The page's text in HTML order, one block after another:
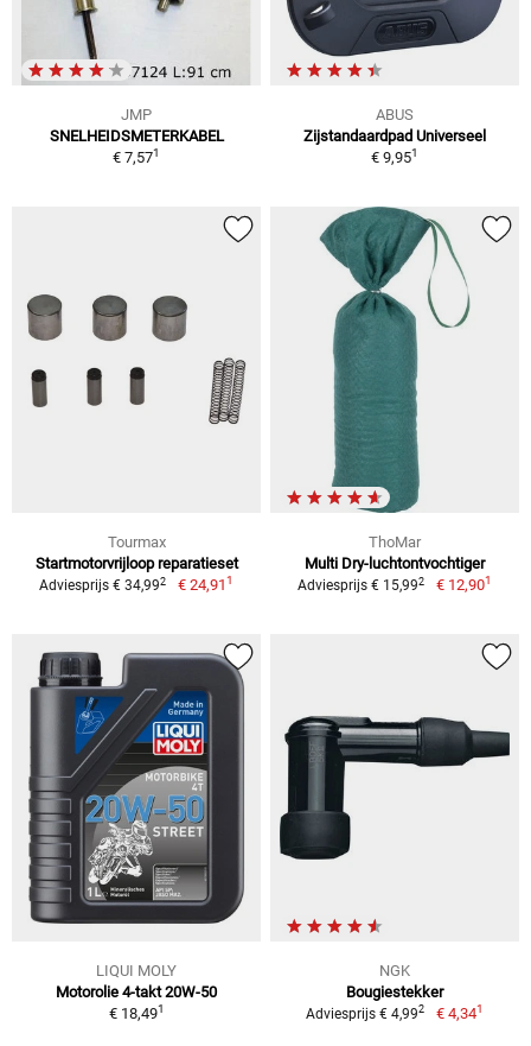
JMP
SNELHEIDSMETERKABEL
€ 7,571
ABUS
Zijstandaardpad Universeel
€ 9,951
Tourmax
Startmotorvrijloop reparatieset
Adviesprijs € 34,992 € 24,911
ThoMar
Multi Dry-luchtontvochtiger
Adviesprijs € 15,992 € 12,901
LIQUI MOLY
Motorolie 4-takt 20W-50
€ 18,491
NGK
Bougiestekker
Adviesprijs € 4,992 € 4,341